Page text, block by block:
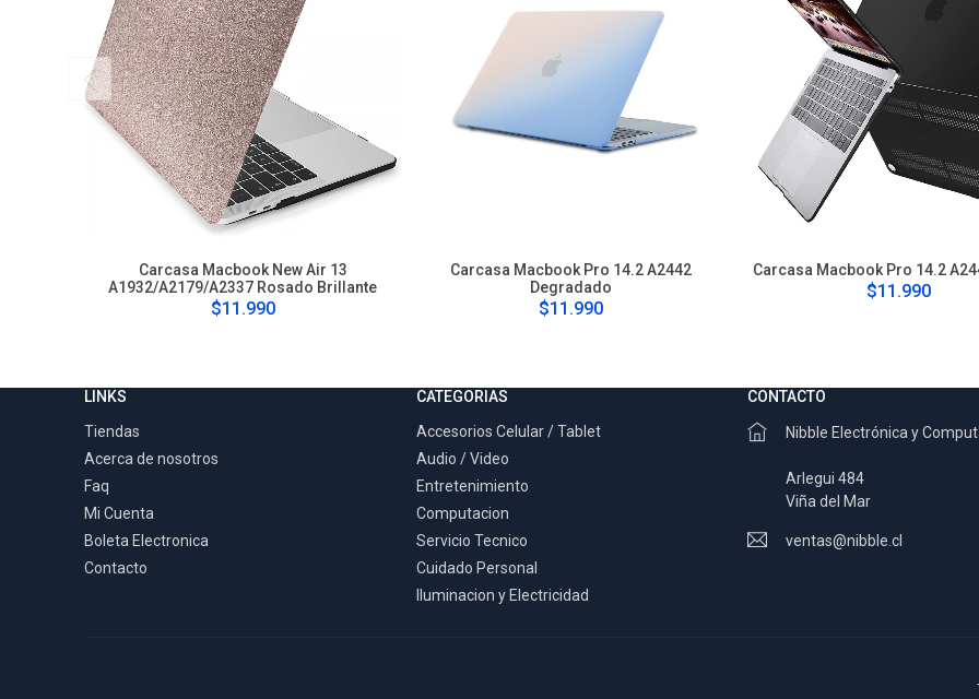
Carcasa Macbook New Air 13
A1932/A2179/A2337 Rosado Brillante
$11.990
Carcasa Macbook Pro 14.2 A2442
Degradado
$11.990
Carcasa Macbook Pro 14.2
$11.990
LINKS
Tiendas
Acerca de nosotros
Faq
Mi Cuenta
Boleta Electronica
Contacto
CATEGORIAS
Accesorios Celular / Tablet
Audio / Video
Entretenimiento
Computacion
Servicio Tecnico
Cuidado Personal
Iluminacion y Electricidad
CONTACTO
Nibble Electrónica y
Arlegui 484
Viña del Mar
ventas@nibble.cl